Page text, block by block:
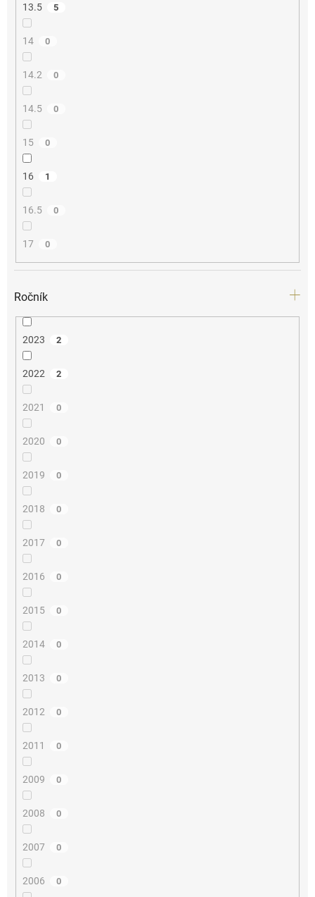
13.5 5
14 0
14.2 0
14.5 0
15 0
16 1
16.5 0
17 0
Ročník
2023 2
2022 2
2021 0
2020 0
2019 0
2018 0
2017 0
2016 0
2015 0
2014 0
2013 0
2012 0
2011 0
2009 0
2008 0
2007 0
2006 0